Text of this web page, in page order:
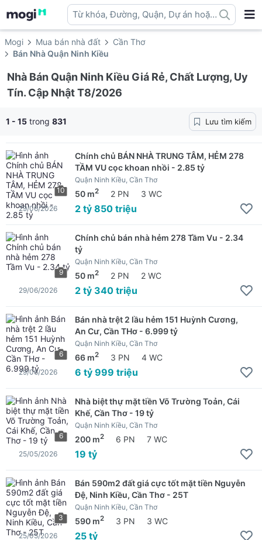
Từ khóa, Đường, Quận, Dự án hoặc
địa danh ...
Mogi Mua bán nhà đất
Cần Thơ
Bán Nhà Quận Ninh Kiều
Nhà Bán Quận Ninh Kiều Giá Rẻ, Chất Lượng, Uy
Tín. Cập Nhật T8/2026
1 - 15 trong 831 Lưu tìm kiếm
10
Chính chủ BÁN NHÀ TRUNG TÂM, HẺM 278
TẦM VU cọc khoan nhồi - 2.85 tỷ
Quận Ninh Kiều, Cần Thơ
50 m2 2 PN 3 WC
2 tỷ 850 triệu
29/06/2026
9
Chính chủ bán nhà hẻm 278 Tầm Vu - 2.34
tỷ
Quận Ninh Kiều, Cần Thơ
50 m2 2 PN 2 WC
2 tỷ 340 triệu
29/06/2026
6
Bán nhà trệt 2 lầu hẻm 151 Huỳnh Cương,
An Cư, Cần THơ - 6.999 tỷ
Quận Ninh Kiều, Cần Thơ
66 m2 3 PN 4 WC
6 tỷ 999 triệu
29/06/2026
6
Nhà biệt thự mặt tiền Võ Trường Toản, Cái
Khế, Cần Thơ - 19 tỷ
Quận Ninh Kiều, Cần Thơ
200 m2 6 PN 7 WC
19 tỷ
25/05/2026
3
Bán 590m2 đất giá cực tốt mặt tiền Nguyễn
Đệ, Ninh Kiều, Cần Thơ - 25T
Quận Ninh Kiều, Cần Thơ
590 m2 3 PN 3 WC
25 tỷ
25/05/2026